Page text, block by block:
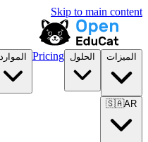
Skip to main content
الميزات الحلول Pricing الموارد
🇸🇦AR